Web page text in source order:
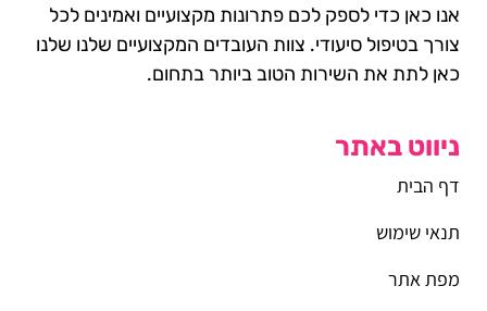
אנו כאן כדי לספק לכם פתרונות מקצועיים ואמינים לכל
צורך בטיפול סיעודי. צוות העובדים המקצועיים שלנו שלנו
כאן לתת את השירות הטוב ביותר בתחום.
ניווט באתר
דף הבית
תנאי שימוש
מפת אתר